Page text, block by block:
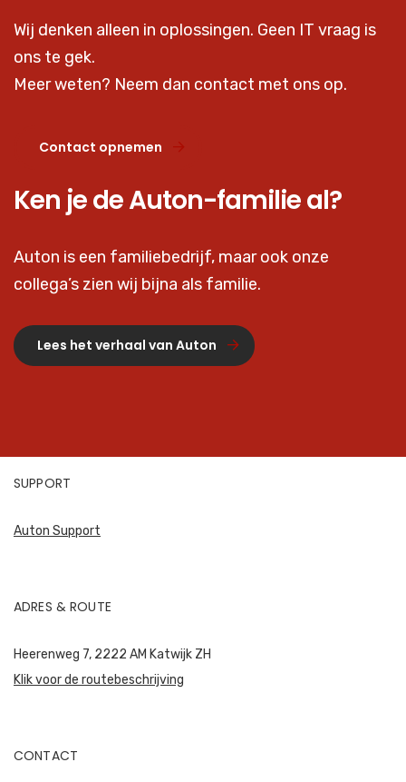
Wij denken alleen in oplossingen. Geen IT vraag is
ons te gek.
Meer weten? Neem dan contact met ons op.
Contact opnemen
Ken je de Auton-familie al?
Auton is een familiebedrijf, maar ook onze
collega’s zien wij bijna als familie.
Lees het verhaal van Auton
SUPPORT
Auton Support
ADRES & ROUTE
Heerenweg 7, 2222 AM Katwijk ZH
Klik voor de routebeschrijving
CONTACT